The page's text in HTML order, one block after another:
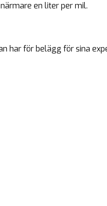
en liter per mil.
har för belägg för sina